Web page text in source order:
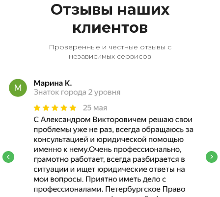
Отзывы наших
клиентов
Проверенные и честные отзывы с
независимых сервисов